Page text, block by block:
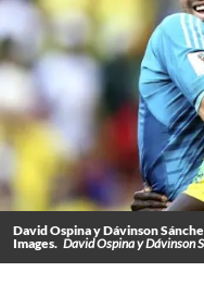
David Ospina y Dávinson
Images. David Ospina y Dávinson